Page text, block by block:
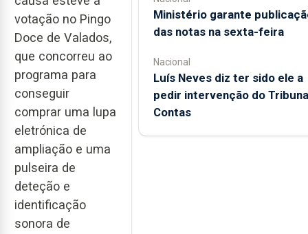
votação no Pingo
Doce de Valados,
que concorreu ao
programa para
conseguir
comprar uma lupa
eletrónica de
ampliação e uma
pulseira de
deteção e
identificação
sonora de
Ministério garante
das notas na sexta-feira
Nacional
Luís Neves diz ter sido ele a
pedir intervenção do
Contas